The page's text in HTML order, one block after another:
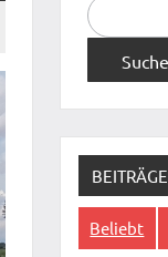
Suchen
nach:
BEITRÄGE
Beliebt